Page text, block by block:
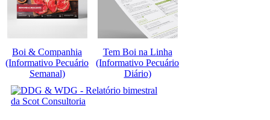
Boi & Companhia
(Informativo Pecuário
Semanal)
Tem Boi na Linha
(Informativo Pecuário
Diário)